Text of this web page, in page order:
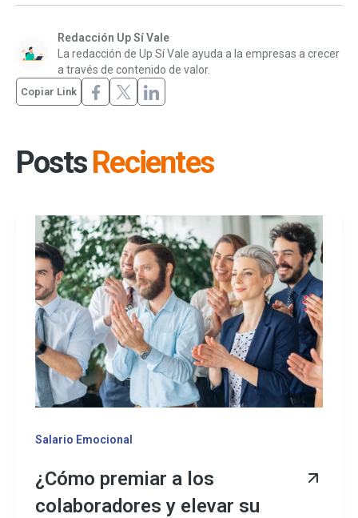
Redacción Up Sí Vale
La redacción de Up Sí Vale ayuda a la empresas a crecer
a través de contenido de valor.
Copiar Link
PostsRecientes
Salario Emocional
¿Cómo premiar a los
colaboradores y elevar su